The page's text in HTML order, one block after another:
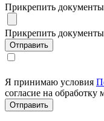
Прикрепить
Прикрепить
Я принимаю условия
согласие на